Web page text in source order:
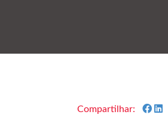
Compartilhar: